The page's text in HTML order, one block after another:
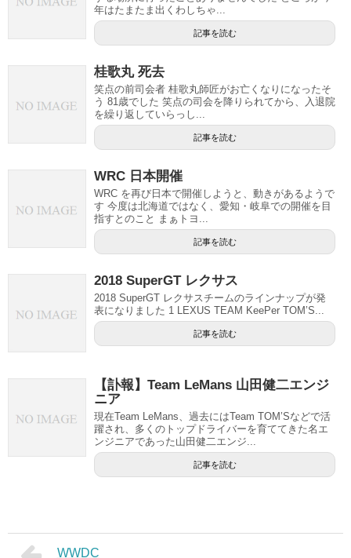
年はたまたま出くわしちゃ...
記事を読む
桂歌丸 死去
笑点の前司会者 桂歌丸師匠がお亡くなりになったそ
う 81歳でした 笑点の司会を降りられてから、入退院
を繰り返していらっし...
記事を読む
WRC 日本開催
WRC を再び日本で開催しようと、動きがあるようで
す 今度は北海道ではなく、愛知・岐阜での開催を目
指すとのこと まぁトヨ...
記事を読む
2018 SuperGT レクサス
2018 SuperGT レクサスチームのラインナップが発
表になりました 1 LEXUS TEAM KeePer TOM’S...
記事を読む
【訃報】Team LeMans 山田健二エンジ
ニア
現在Team LeMans、過去にはTeam TOM’Sなどで活
躍され、多くのトップドライバーを育ててきた名エ
ンジニアであった山田健二エンジ...
記事を読む
WWDC